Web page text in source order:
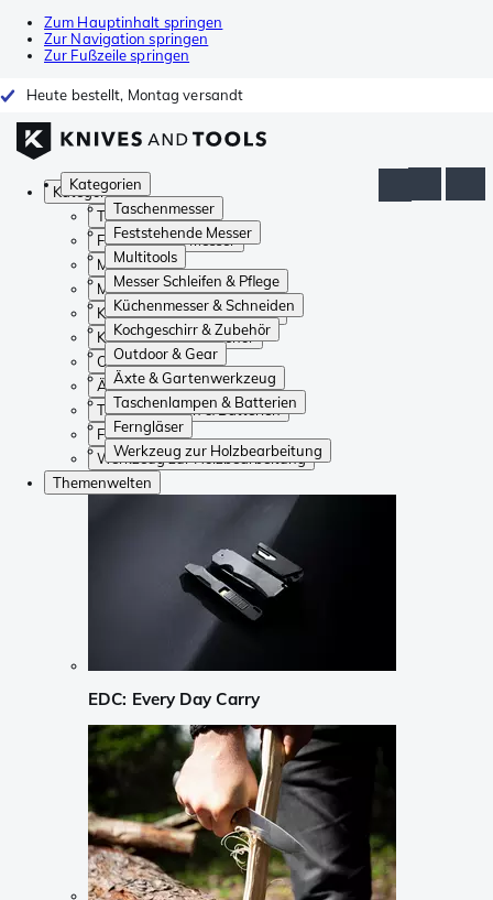
Zum Hauptinhalt springen
Zur Navigation springen
Zur Fußzeile springen
Heute bestellt, Montag versandt
Kategorien
Taschenmesser
Feststehende Messer
Multitools
Messer Schleifen & Pflege
Küchenmesser & Schneiden
Kochgeschirr & Zubehör
Outdoor & Gear
Äxte & Gartenwerkzeug
Taschenlampen & Batterien
Ferngläser
Werkzeug zur Holzbearbeitung
Kategorien
Taschenmesser
Feststehende Messer
Multitools
Messer Schleifen & Pflege
Küchenmesser & Schneiden
Kochgeschirr & Zubehör
Outdoor & Gear
Äxte & Gartenwerkzeug
Taschenlampen & Batterien
Ferngläser
Werkzeug zur Holzbearbeitung
Themenwelten
EDC: Every Day Carry